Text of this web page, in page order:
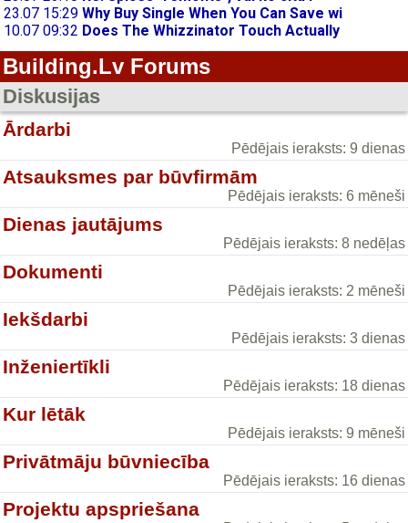
Building.Lv Forums
Diskusijas
Ārdarbi
Pēdējais ieraksts: 9 dienas
Atsauksmes par būvfirmām
Pēdējais ieraksts: 6 mēneši
Dienas jautājums
Pēdējais ieraksts: 8 nedēļas
Dokumenti
Pēdējais ieraksts: 2 mēneši
Iekšdarbi
Pēdējais ieraksts: 3 dienas
Inženiertīkli
Pēdējais ieraksts: 18 dienas
Kur lētāk
Pēdējais ieraksts: 9 mēneši
Privātmāju būvniecība
Pēdējais ieraksts: 16 dienas
Projektu apspriešana